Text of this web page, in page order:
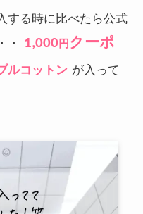
する時に比べたら公式
・ 1,000円 クーポ
ルコットン が入って